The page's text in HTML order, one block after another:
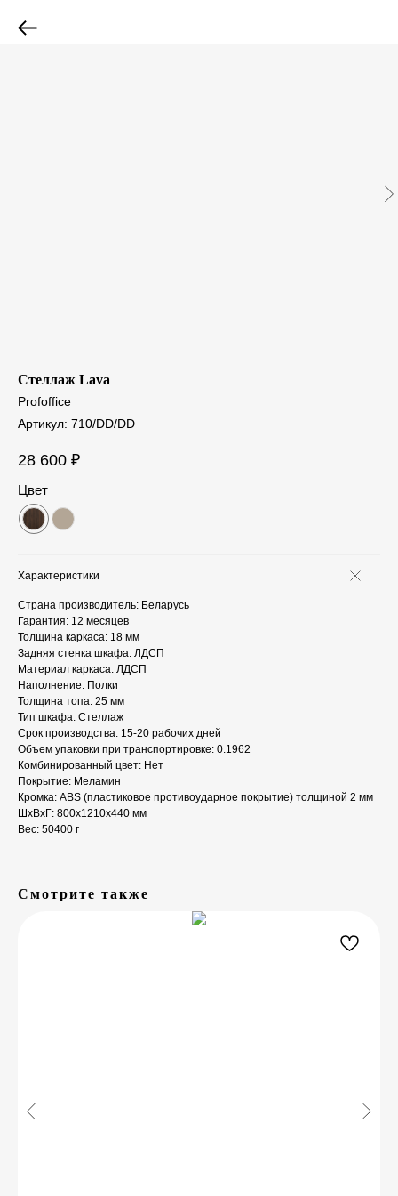
Стеллаж Lava
Profoffice
Артикул: 710/DD/DD
28 600 ₽
Цвет
Характеристики
Страна производитель: Беларусь
Гарантия: 12 месяцев
Толщина каркаса: 18 мм
Задняя стенка шкафа: ЛДСП
Материал каркаса: ЛДСП
Наполнение: Полки
Толщина топа: 25 мм
Тип шкафа: Стеллаж
Срок производства: 15-20 рабочих дней
Объем упаковки при транспортировке: 0.1962
Комбинированный цвет: Нет
Покрытие: Меламин
Кромка: ABS (пластиковое противоударное покрытие) толщиной 2 мм
ШxВxГ: 800x1210x440 мм
Вес: 50400 г
Смотрите также